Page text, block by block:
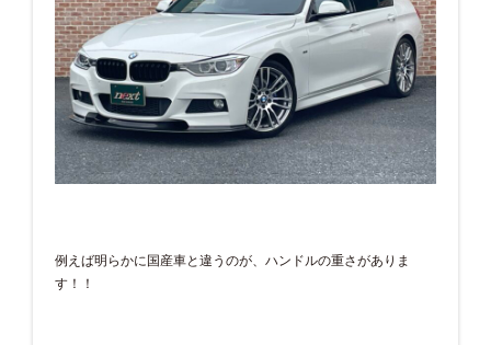
例えば明らかに国産車と違うのが、ハンドルの重さがありま
す！！